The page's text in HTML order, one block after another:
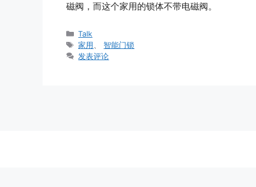
磁阀，而这个家用的锁体不带电磁阀。
分
类
Talk
标
签
家用 、智能门锁
发表评论